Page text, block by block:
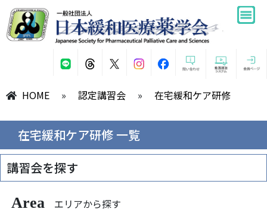
HOME » 認定講習会 » 在宅緩和ケア研修
在宅緩和ケア研修 一覧
講習会を探す
Area エリアから探す